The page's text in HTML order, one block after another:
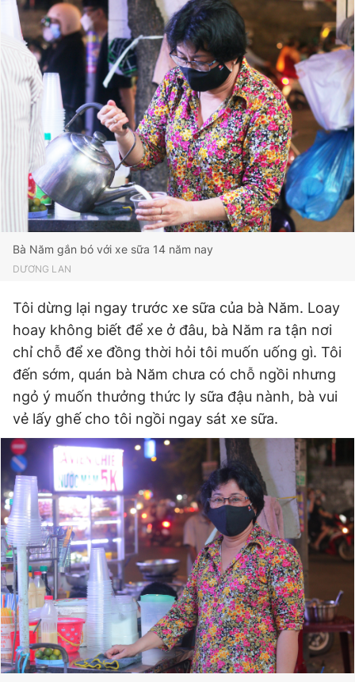
Theo dõi báo trên
Hotline
0906 645 777
Liên hệ quảng cáo
0908 780 404
Đặt báo Quảng cáo RSS Tòa soạn Chính sách bảo
Tổng biên tập: Nguyễn Ngọc Toàn
Phó tổng biên tập thường trực: Hải Thành
Phó tổng biên tập: Lâm Hiếu Dũng
Phó tổng biên tập: Trần Việt Hưng
Tổng thư ký tòa soạn: Đức Trung
Giấy phép xuất bản số 110/GP - BTTTT cấp ngày 24.3.2020
© 2003-2026 Bản quyền thuộc về Báo Thanh Niên. Cấm sao
bản. Phát triển bởi ePi Technologies, JSC.
Bà Năm gắn bó với xe sữa 14 năm nay
DƯƠNG LAN
Tôi dừng lại ngay trước xe sữa của bà Năm. Loay
hoay không biết để xe ở đâu, bà Năm ra tận nơi
chỉ chỗ để xe đồng thời hỏi tôi muốn uống gì. Tôi
đến sớm, quán bà Năm chưa có chỗ ngồi nhưng
ngỏ ý muốn thưởng thức ly sữa đậu nành, bà vui
vẻ lấy ghế cho tôi ngồi ngay sát xe sữa.